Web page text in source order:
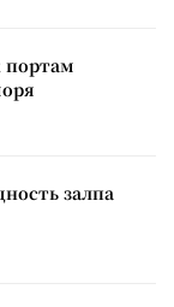
портам
залпа